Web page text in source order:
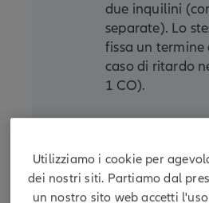
due inquilini
separate). Lo
fissa un
caso di ritardo
1 CO).
Utilizziamo i cookie per
dei nostri siti. Partiamo dal
un nostro sito web accetti